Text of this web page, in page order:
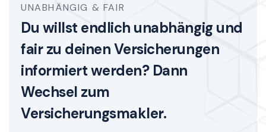
UNABHÄNGIG & FAIR
Du willst endlich unabhängig und
fair zu deinen Versicherungen
informiert werden? Dann
Wechsel zum
Versicherungsmakler.